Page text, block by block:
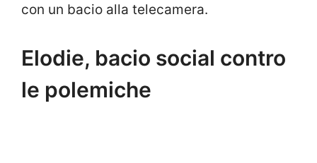
con un bacio alla telecamera.
Elodie, bacio social contro
le polemiche